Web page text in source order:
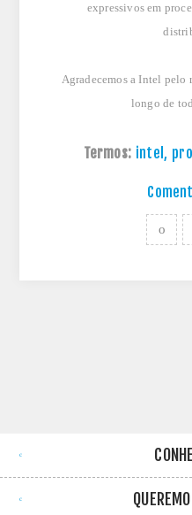
expressivos em
Agradecemos a Intel pelo
longo de
Termos: intel ,